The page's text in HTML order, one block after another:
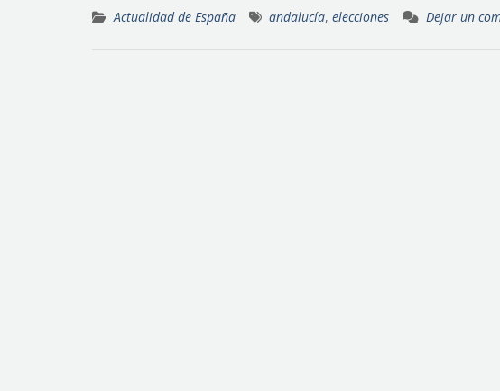
Actualidad de España andalucía, elecciones Dejar un